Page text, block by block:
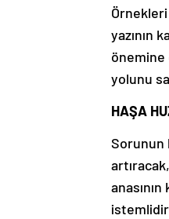
yazının
önemine
yolunu
HAŞA
Sorunun